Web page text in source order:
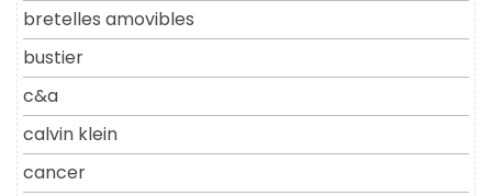
bretelles amovibles
bustier
c&a
calvin klein
cancer